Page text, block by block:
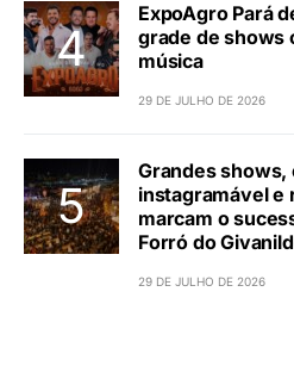
ExpoAgro Pará
grade de shows
música
29 DE JULHO DE 2026
Grandes shows,
instagramável e
marcam o
Forró do
29 DE JULHO DE 2026